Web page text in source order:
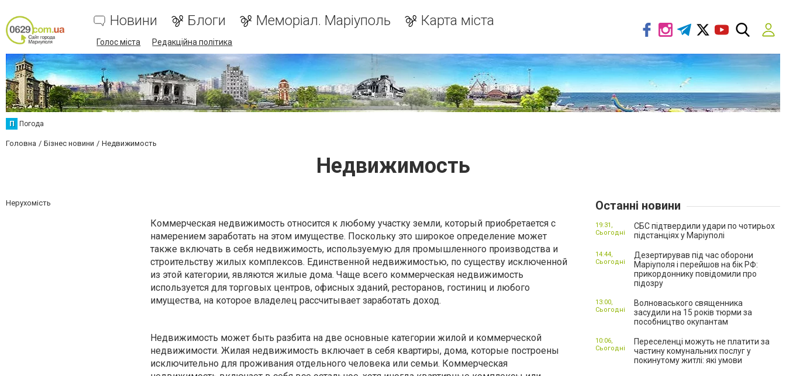
Новини Блоги Меморіал. Маріуполь Карта міста
Голос міста Редакційна політика
П Погода
Головна Бізнес новини Недвижимость
Недвижимость
Нерухомість
Коммерческая недвижимость относится к любому участку земли, который приобретается с
намерением заработать на этом имуществе. Поскольку это широкое определение может
также включать в себя недвижимость, используемую для промышленного производства и
строительству жилых комплексов. Единственной недвижимостью, по существу исключенной
из этой категории, являются жилые дома. Чаще всего коммерческая недвижимость
используется для торговых центров, офисных зданий, ресторанов, гостиниц и любого
имущества, на которое владелец рассчитывает заработать доход.
Недвижимость может быть разбита на две основные категории жилой и коммерческой
недвижимости. Жилая недвижимость включает в себя квартиры, дома, которые построены
исключительно для проживания отдельного человека или семьи. Коммерческая
Останні новини
СБС підтвердили удари по чотирьох
підстанціях у Маріуполі
19:31,
Сьогодні
Дезертирував під час оборони
Маріуполя і перейшов на бік РФ:
прикордоннику повідомили про
підозру
14:44,
Сьогодні
Волноваського священника
засудили на 15 років тюрми за
пособництво окупантам
13:00,
Сьогодні
Переселенці можуть не платити за
частину комунальних послуг у
покинутому житлі: які умови
10:06,
Сьогодні